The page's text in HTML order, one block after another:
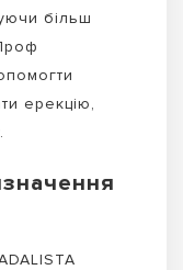
більш
ерекцію,